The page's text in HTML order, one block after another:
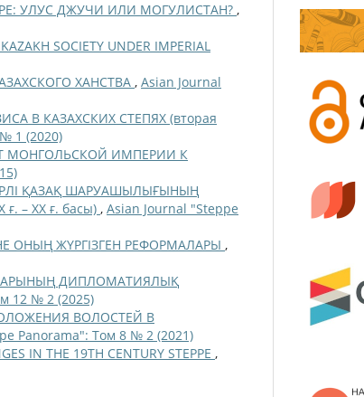
УЛУС ДЖУЧИ ИЛИ МОГУЛИСТАН? ,
SOCIETY UNDER IMPERIAL
ХАНСТВА , Asian Journal
В КАЗАХСКИХ СТЕПЯХ (вторая
1 (2020)
МОНГОЛЬСКОЙ ИМПЕРИИ К
ҚАЗАҚ ШАРУАШЫЛЫҒЫНЫҢ
– ХХ ғ. басы) , Asian Journal "Steppe
ЖҮРГІЗГЕН РЕФОРМАЛАРЫ ,
ДИПЛОМАТИЯЛЫҚ
12 № 2 (2025)
ВОЛОСТЕЙ В
Panorama": Том 8 № 2 (2021)
IN THE 19TH CENTURY STEPPE ,